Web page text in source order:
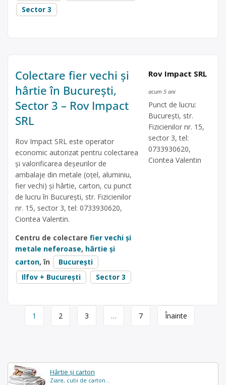
Hârtie și carton
Ziare, cutii de carton...
Sector 3
Colectare fier vechi și
hârtie în București,
Sector 3 – Rov Impact
SRL
Rov Impact SRL este operator
economic autorizat pentru colectarea
și valorificarea deșeurilor de
ambalaje din metale (oțel, aluminiu,
fier vechi) și hârtie, carton, cu punct
de lucru în București, str. Fizicienilor
nr. 15, sector 3, tel: 0733930620,
Ciontea Valentin.
Centru de colectare fier vechi și
metale neferoase, hârtie și
carton, în
București
Ilfov + București
Sector 3
Rov Impact SRL
acum 5 ani
Punct de lucru:
București, str.
Fizicienilor nr. 15,
sector 3, tel:
0733930620,
Ciontea Valentin
Page
1 2 3 … 7 Înainte